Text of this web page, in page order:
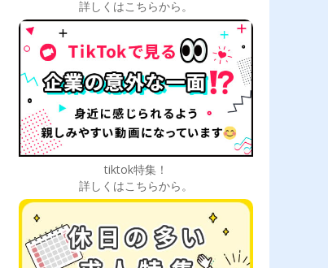
詳しくはこちらから。
tiktok特集！
詳しくはこちらから。